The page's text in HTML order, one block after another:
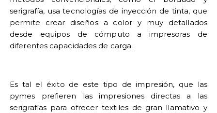
serigrafía, usa tecnologías de inyección de tinta, que
permite crear diseños a color y muy detallados
desde equipos de cómputo a impresoras de
diferentes capacidades de carga.
Es tal el éxito de este tipo de impresión, que las
pymes prefieren las impresiones directas a las
serigrafías para ofrecer textilesde gran llamativo y